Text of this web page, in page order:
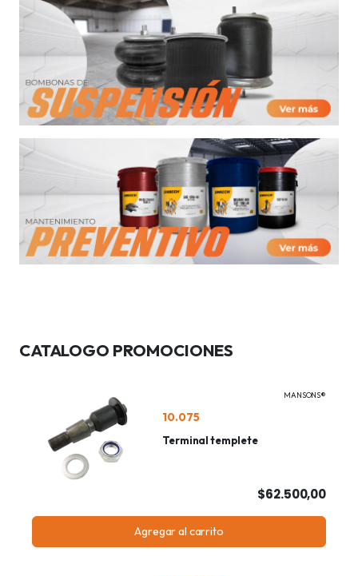
CATALOGO PROMOCIONES
MANSONS®
10.075
Terminal templete
$62.500,00
Agregar al carrito